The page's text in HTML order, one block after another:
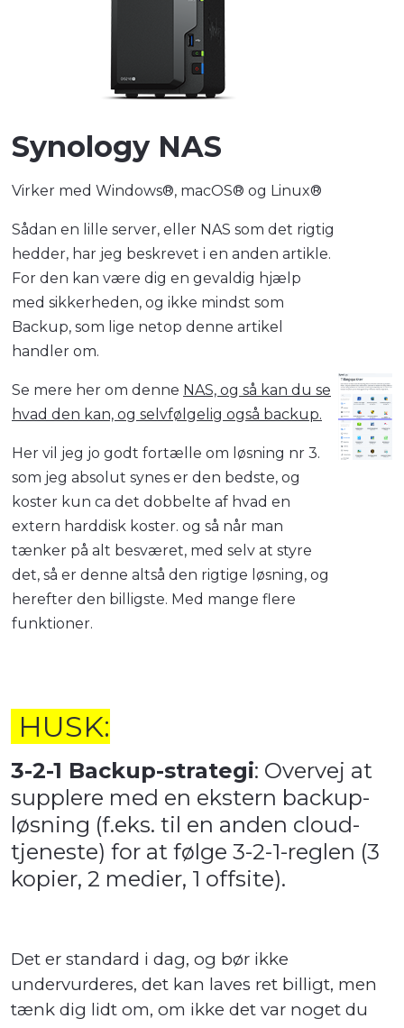
Synology NAS
Virker med Windows®, macOS® og Linux®
Sådan en lille server, eller NAS som det rigtig
hedder, har jeg beskrevet i en anden artikle.
For den kan være dig en gevaldig hjælp
med sikkerheden, og ikke mindst som
Backup, som lige netop denne artikel
handler om.
Se mere her om denne NAS, og så kan du se
hvad den kan, og selvfølgelig også backup.
Her vil jeg jo godt fortælle om løsning nr 3.
som jeg absolut synes er den bedste, og
koster kun ca det dobbelte af hvad en
extern harddisk koster. og så når man
tænker på alt besværet, med selv at styre
det, så er denne altså den rigtige løsning, og
herefter den billigste. Med mange flere
funktioner.
HUSK:
3-2-1 Backup-strategi: Overvej at
supplere med en ekstern backup-
løsning (f.eks. til en anden cloud-
tjeneste) for at følge 3-2-1-reglen (3
kopier, 2 medier, 1 offsite).
Det er standard i dag, og bør ikke
undervurderes, det kan laves ret billigt, men
tænk dig lidt om, om ikke det var noget du